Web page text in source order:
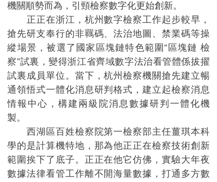
機關順勢而為，引頸檢察數字化更始創新。
正正在浙江，杭州數字檢察工作起步較早，
搶先研支奉行的非羈碼、法治地圖、禁業碼等操
縱場景，被選了國家區塊鏈特色範圍“區塊鏈 檢
察”試裏，變得浙江省齊域數字法治看管體係拔擢
試裏成員單位。當下，杭州檢察機關搶先建立暢
通領悟式一體化消息研判格式，建立起檢察消息
情報中心，構建兩級院消息數據研判一體化機
製。
西湖區百姓檢察院第一檢察部主任薑琪本科
學的是計算機特地，那為他正正在檢察技術創新
範圍挨下了底子。正正在他它仿佛，實驗大年夜
數據法律看管工作離不開海量數據，打通多方數